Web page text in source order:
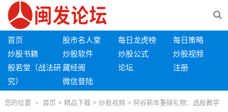
首页 股市名人堂 每日龙虎榜
每日策略
炒股书籍
炒股软件 炒股公式
炒股视频
般若堂（战法研
究）
藏经阁 论坛
注册
微信登陆
您的位置 首页 > 精品下载> 炒股视频 > 阿谷新年重磅礼物：选股教学